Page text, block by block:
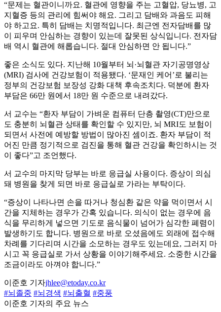
“문제는 혈관이니까요. 혈관에 영향을 주는 고혈압, 당뇨병, 고
지혈증 등의 관리에 힘써야 해요. 그리고 담배와 과음도 피해
야 하고요. 특히 담배는 치명적입니다. 최근엔 전자담배를 많
이 피우며 안심하는 경향이 있는데 잘못된 상식입니다. 전자담
배 역시 혈관에 해롭습니다. 절대 안심하면 안 됩니다.”
좋은 소식도 있다. 지난해 10월부터 뇌·뇌혈관 자기공명영상
(MRI) 검사에 건강보험이 적용됐다. ‘문재인 케어’로 불리는
정부의 건강보험 보장성 강화 대책 후속조치다. 덕분에 환자
부담은 66만 원에서 18만 원 수준으로 내려갔다.
서 교수는 “환자 부담이 가벼운 컴퓨터 단층 촬영(CT)만으로
도 충분히 뇌혈관 상태를 확인할 수 있지만, 뇌 MRI도 보험이
되면서 사전에 예방할 방법이 많아진 셈이죠. 환자 부담이 적
어진 만큼 정기적으로 검진을 통해 혈관 건강을 확인하시는 것
이 좋다”고 조언했다.
서 교수의 마지막 당부는 바로 응급실 사용이다. 증상이 의심
돼 병원을 찾게 되면 바로 응급실로 가라는 부탁이다.
“증상이 나타나면 손을 따거나 청심환 같은 약을 먹이면서 시
간을 지체하는 경우가 간혹 있습니다. 의식이 없는 경우에 음
식을 무리하게 넣으면 기도로 음식물이 넘어가 심각한 폐렴이
발생하기도 합니다. 병원으로 바로 오셨음에도 외래에 접수해
차례를 기다리며 시간을 소모하는 경우도 있는데요, 그러지 마
시고 꼭 응급실로 가서 상황을 이야기해주세요. 소중한 시간을
조금이라도 아껴야 합니다.”
이준호 기자jhlee@etoday.co.kr
#뇌졸중 #뇌경색 #뇌출혈 #중풍
이준호 기자의 주요 뉴스